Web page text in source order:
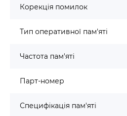
Корекція помилок
Тип оперативної пам'яті
Частота пам'яті
Парт-номер
Специфікація пам'яті